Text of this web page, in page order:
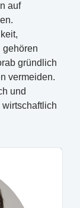
auf
gehören
gründlich
vermeiden.
und